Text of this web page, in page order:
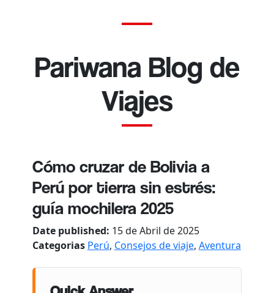
Pariwana Blog de
Viajes
Cómo cruzar de Bolivia a
Perú por tierra sin estrés:
guía mochilera 2025
Date published: 15 de Abril de 2025
Categorias Perú, Consejos de viaje, Aventura